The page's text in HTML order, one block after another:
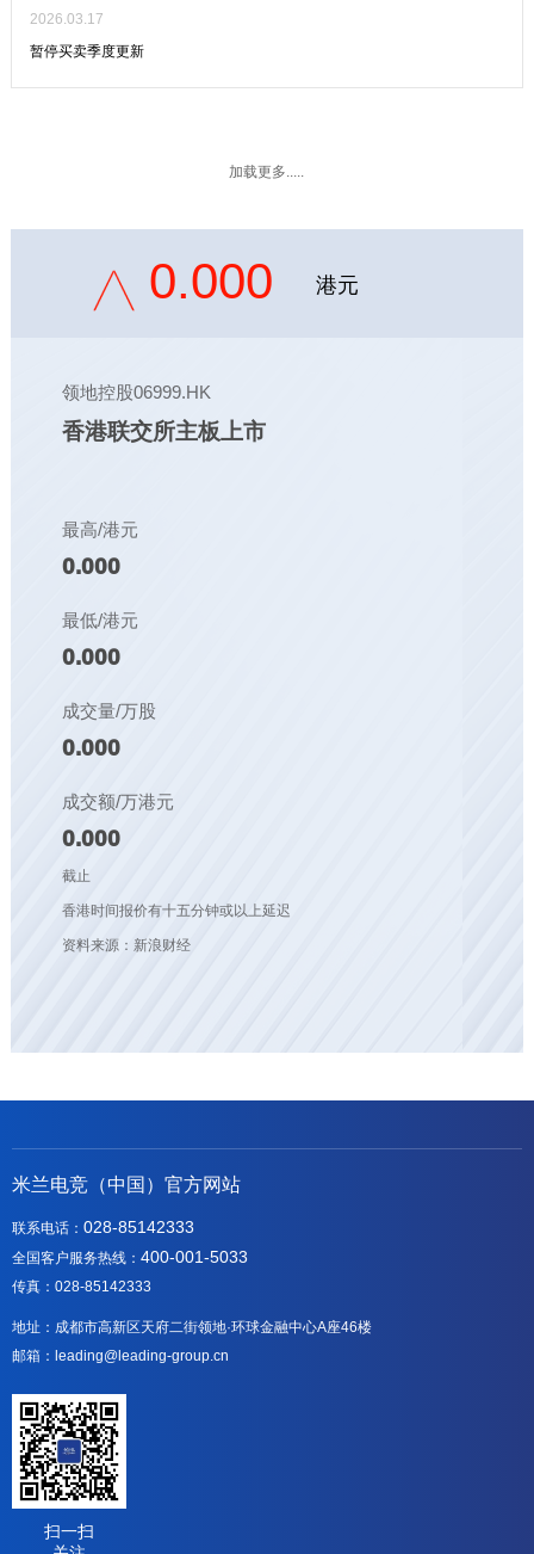
2026.03.17
暂停买卖季度更新
加载更多.....
0.000 港元
领地控股06999.HK
香港联交所主板上市
最高/港元
0.000
最低/港元
0.000
成交量/万股
0.000
成交额/万港元
0.000
截止
香港时间报价有十五分钟或以上延迟
资料来源：新浪财经
米兰电竞（中国）官方网站
联系电话： 028-85142333
全国客户服务热线： 400-001-5033
传真：028-85142333
地址：成都市高新区天府二街领地·环球金融中心A座46楼
邮箱：leading@leading-group.cn
扫一扫